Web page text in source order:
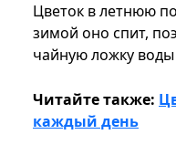
Цветок в летнюю
зимой оно спит,
чайную ложку
Читайте также:
каждый день